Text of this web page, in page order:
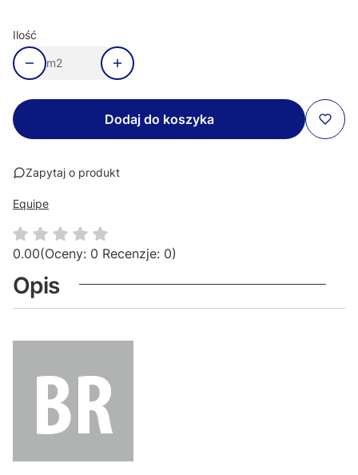
Ilość
m2
Dodaj do koszyka
Zapytaj o produkt
Equipe
0.00(Oceny: 0 Recenzje: 0)
Opis